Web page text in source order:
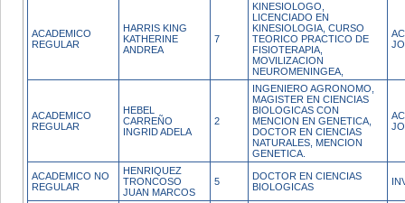
ACADEMICO
REGULAR
HARRIS KING
KATHERINE
ANDREA
7
KINESIOLOGO,
LICENCIADO EN
KINESIOLOGIA, CURSO
TEORICO PRACTICO DE
FISIOTERAPIA,
MOVILIZACION
NEUROMENINGEA,
ACADEMICO
REGULAR
HEBEL
CARREÑO
INGRID ADELA
2
INGENIERO AGRONOMO,
MAGISTER EN CIENCIAS
BIOLOGICAS CON
MENCION EN GENETICA,
DOCTOR EN CIENCIAS
NATURALES, MENCION
GENETICA.
ACADEMICO NO
REGULAR
HENRIQUEZ
TRONCOSO
JUAN MARCOS
5
DOCTOR EN CIENCIAS
BIOLOGICAS